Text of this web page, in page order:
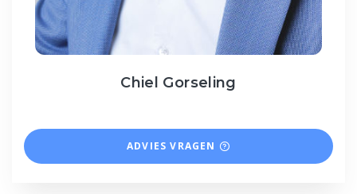
Chiel Gorseling
ADVIES VRAGEN